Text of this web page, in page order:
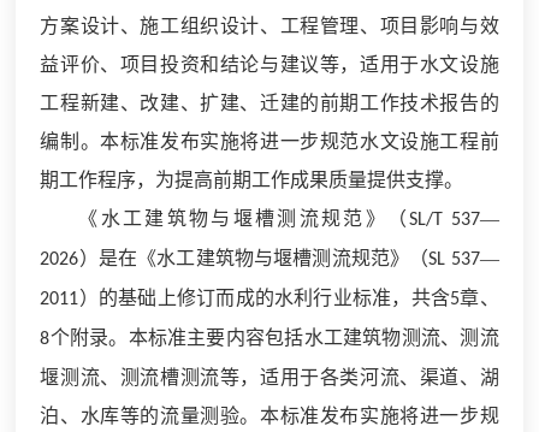
方案设计、施工组织设计、工程管理、项目影响与效
益评价、项目投资和结论与建议等，适用于水文设施
工程新建、改建、扩建、迁建的前期工作技术报告的
编制。本标准发布实施将进一步规范水文设施工程前
期工作程序，为提高前期工作成果质量提供支撑。
《水工建筑物与堰槽测流规范》（SL/T 537—
2026）是在《水工建筑物与堰槽测流规范》（SL 537—
2011）的基础上修订而成的水利行业标准，共含5章、
8个附录。本标准主要内容包括水工建筑物测流、测流
堰测流、测流槽测流等，适用于各类河流、渠道、湖
泊、水库等的流量测验。本标准发布实施将进一步规